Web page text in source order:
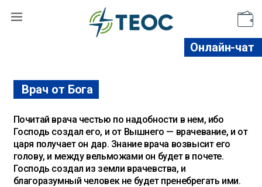
Онлайн-чат
Врач от Бога
Почитай врача честью по надобности в нем, ибо
Господь создал его, и от Вышнего — врачевание, и от
царя получает он дар. Знание врача возвысит его
голову, и между вельможами он будет в почете.
Господь создал из земли врачевства, и
благоразумный человек не будет пренебрегать ими.